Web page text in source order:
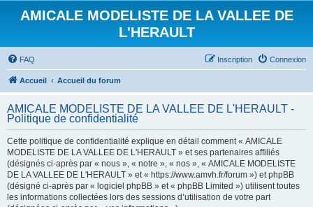
AMICALE MODELISTE DE LA VALLEE DE
L'HERAULT
FAQ Connexion
Inscription
Accueil Accueil du forum
AMICALE MODELISTE DE LA VALLEE DE L'HERAULT -
Politique de confidentialité
Cette politique de confidentialité explique en détail comment « AMICALE
MODELISTE DE LA VALLEE DE L'HERAULT » et ses partenaires affiliés
(désignés ci-après par « nous », « notre », « nos », « AMICALE MODELISTE
DE LA VALLEE DE L'HERAULT » et « https://www.amvh.fr/forum ») et phpBB
(désigné ci-après par « logiciel phpBB » et « phpBB Limited ») utilisent toutes
les informations collectées lors des sessions d’utilisation de votre part